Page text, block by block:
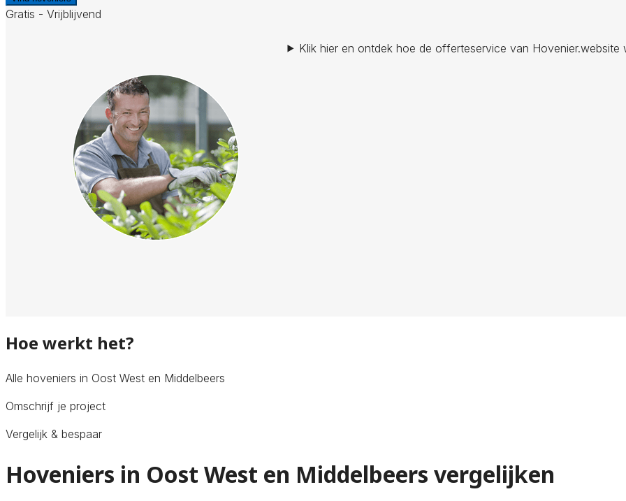
Gratis - Vrijblijvend
Klik hier en ontdek hoe de offerteservice van Hovenier.website
Hoe werkt het?
Alle hoveniers in Oost West en Middelbeers
Omschrijf je project
Vergelijk & bespaar
Hoveniers in Oost West en Middelbeers vergelijken